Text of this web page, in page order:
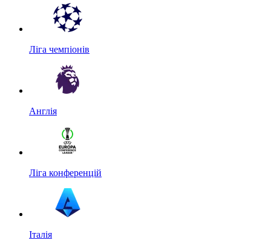
Ліга чемпіонів
Англія
Ліга конференцій
Італія